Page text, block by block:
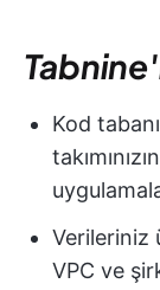
Kod
Verileriniz
VPC ve